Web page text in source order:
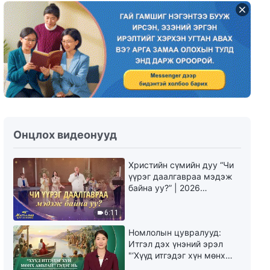
9:27
Өдөр тутмын Бурханы үг:
Амийн оролт | Эшлэл 551
Өдөр тутмын Бурханы үг:
Амийн оролт | Эшлэл 552
7:25
Өдөр тутмын Бурханы үг:
11:47
Өдөр тутмын Бурханы үг:
Амийн оролт | Эшлэл 554
Өдөр тутмын Бурханы үг:
Онцлох видеонууд
6:11
Христийн сүмийн дуу “Чи
үүрэг даалгавраа мэдэж
байна уу?” | 2026
Номлолын цувралууд:
Итгэл дэх үнэний эрэл
"‘Хүүд итгэдэг хүн мөнх